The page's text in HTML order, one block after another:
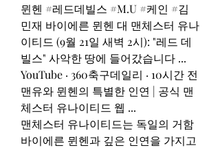
뮌헨 #레드데빌스 #M.U #케인 #김
민재 바이에른 뮌헨 대 맨체스터 유나
이티드 (9월 21일 새벽 2시): "레드 데
빌스" 사악한 땅에 들어갔습니다 ...
YouTube · 360축구데일리 · 10시간 전
맨유와 뮌헨의 특별한 인연 | 공식 맨
체스터 유나이티드 웹 ...
맨체스터 유나이티드는 독일의 거함
바이에른 뮌헨과 깊은 인연을 가지고